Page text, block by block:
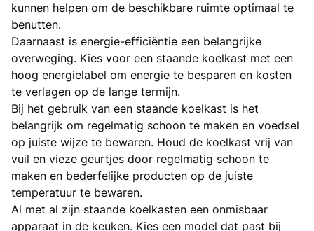
kunnen helpen om de beschikbare ruimte optimaal te
benutten.
Daarnaast is energie-efficiëntie een belangrijke
overweging. Kies voor een staande koelkast met een
hoog energielabel om energie te besparen en kosten
te verlagen op de lange termijn.
Bij het gebruik van een staande koelkast is het
belangrijk om regelmatig schoon te maken en voedsel
op juiste wijze te bewaren. Houd de koelkast vrij van
vuil en vieze geurtjes door regelmatig schoon te
maken en bederfelijke producten op de juiste
temperatuur te bewaren.
Al met al zijn staande koelkasten een onmisbaar
apparaat in de keuken. Kies een model dat past bij